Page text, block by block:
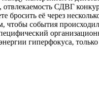
СДВГ
бросить её через
события
гиперфокуса,